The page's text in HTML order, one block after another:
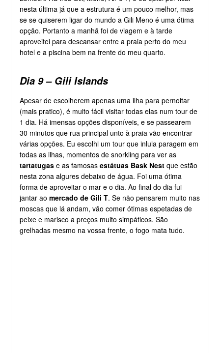
nesta última já que a estrutura é um pouco melhor, mas
se se quiserem ligar do mundo a Gili Meno é uma ótima
opção. Portanto a manhã foi de viagem e à tarde
aproveitei para descansar entre a praia perto do meu
hotel e a piscina bem na frente do meu quarto.
Dia 9 – Gili Islands
Apesar de escolherem apenas uma ilha para pernoitar
(mais pratico), é muito fácil visitar todas elas num tour de
1 dia. Há imensas opções disponíveis, e se passearem
30 minutos que rua principal unto à praia vão encontrar
várias opções. Eu escolhi um tour que inluia paragem em
todas as ilhas, momentos de snorkling para ver as
tartatugase as famosas estátuas Bask Nestque estão
nesta zona algures debaixo de água. Foi uma ótima
forma de aproveitar o mar e o dia. Ao final do dia fui
jantar ao mercado de Gili T. Se não pensarem muito nas
moscas que lá andam, vão comer ótimas espetadas de
peixe e marisco a preços muito simpáticos. São
grelhadas mesmo na vossa frente, o fogo mata tudo.